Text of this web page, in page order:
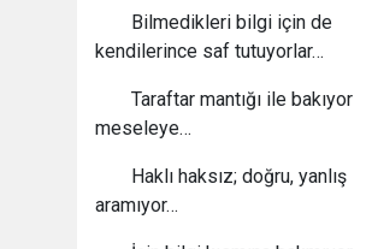
Bilmedikleri bilgi için de
kendilerince saf tutuyorlar…
Taraftar mantığı ile bakıyor
meseleye…
Haklı haksız; doğru, yanlış
aramıyor…